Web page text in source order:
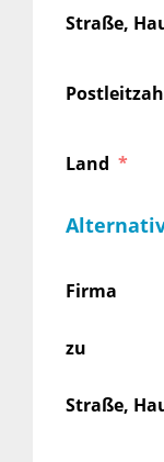
Straße,
Land
Firma
zu
Straße,